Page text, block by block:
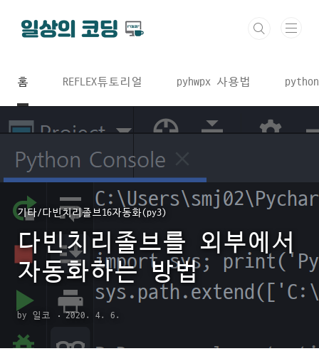
홈 REFLEX튜토리얼 pyhwpx 사용법
기타/다빈치리졸브16자동화(py3)
다빈치리졸브를 외부에서
자동화하는 방법
by 일코 2020. 4. 6.